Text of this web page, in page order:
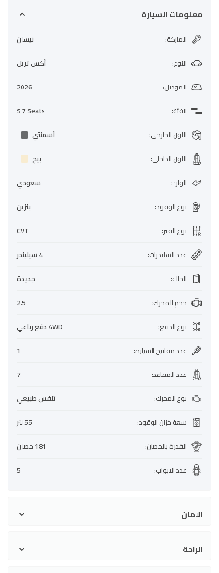
معلومات السيارة
الماركة:
نيسان
النوع:
أكس تريل
الموديل:
2026
الفئة:
S 7 Seats
اللون الخارجي:
أسمنتي
اللون الداخلي:
بيج
الوارد:
سعودي
نوع الوقود:
بنزين
نوع القير:
CVT
عدد السلندرات:
4 سيليندر
الحالة:
جديدة
حجم المحرك:
2.5
نوع الدفع:
4WD دفع رباعي
عدد مفاتيح السيارة:
1
عدد المقاعد:
7
نوع المحرك:
تنفس طبيعي
سعة خزان الوقود:
55 لتر
القدرة بالحصان:
181 حصان
عدد الابواب:
5
الامان
الراحة